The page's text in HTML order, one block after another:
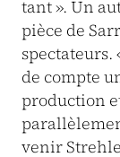
tant ». Un
pièce de
spectateurs.
de compte
production
venir